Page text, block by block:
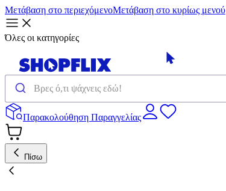
Μετάβαση στο περιεχόμενοΜετάβαση στο κυρίως μενού
Όλες οι κατηγορίες
Παρακολούθηση Παραγγελίας
Πίσω